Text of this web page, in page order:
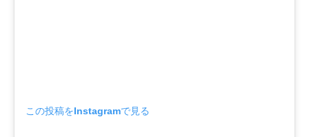
この投稿をInstagramで見る